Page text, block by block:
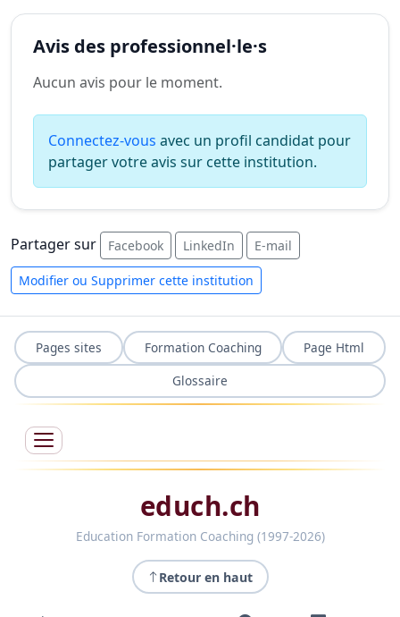
Avis des professionnel·le·s
Aucun avis pour le moment.
Connectez-vous avec un profil candidat pour
partager votre avis sur cette institution.
Partager sur Facebook LinkedIn E-mail
Modifier ou Supprimer cette institution
Pages sites Formation Coaching
Page Html
Glossaire
educh.ch
Education Formation Coaching (1997-2026)
Retour en haut